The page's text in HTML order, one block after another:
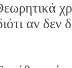
αν δεν